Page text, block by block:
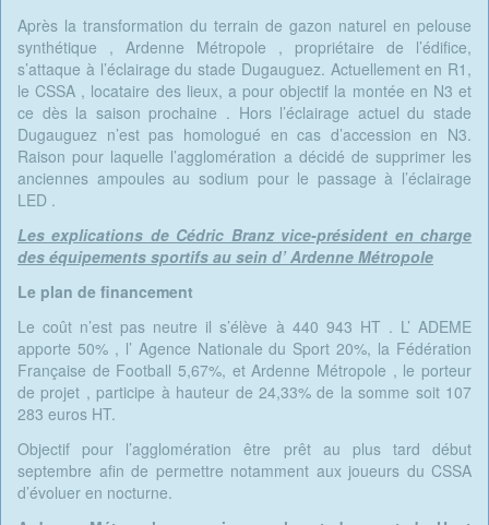
Après la transformation du terrain de gazon naturel en pelouse
synthétique , Ardenne Métropole , propriétaire de l’édifice,
s’attaque à l’éclairage du stade Dugauguez. Actuellement en R1,
le CSSA , locataire des lieux, a pour objectif la montée en N3 et
ce dès la saison prochaine . Hors l’éclairage actuel du stade
Dugauguez n’est pas homologué en cas d’accession en N3.
Raison pour laquelle l’agglomération a décidé de supprimer les
anciennes ampoules au sodium pour le passage à l’éclairage
LED .
Les explications de Cédric Branz vice-président en charge
des équipements sportifs au sein d’ Ardenne Métropole
Le plan de financement
Le coût n’est pas neutre il s’élève à 440 943 HT . L’ ADEME
apporte 50% , l’ Agence Nationale du Sport 20%, la Fédération
Française de Football 5,67%, et Ardenne Métropole , le porteur
de projet , participe à hauteur de 24,33% de la somme soit 107
283 euros HT.
Objectif pour l’agglomération être prêt au plus tard début
septembre afin de permettre notamment aux joueurs du CSSA
d’évoluer en nocturne.